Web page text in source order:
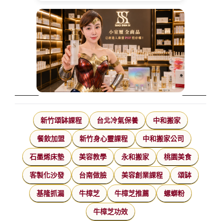
新竹頌缽課程 台北冷氣保養 中和搬家
餐飲加盟 新竹身心靈課程 中和搬家公司
石墨烯床墊 美容教學 永和搬家 桃園美食
客製化沙發 台南做臉 美容創業課程 頌缽
基隆抓漏 牛樟芝 牛樟芝推薦 螺螄粉
牛樟芝功效